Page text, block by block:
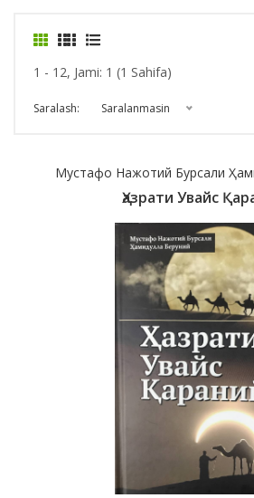
1 - 12, Jami: 1 (1 Sahifa)
Saralash: Saralanmasin
Мустафо Нажотий Бурсали
Ҳазрати Увайс